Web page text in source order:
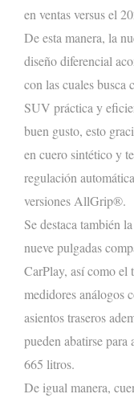
en ventas versus el
De esta manera, la
diseño diferencial
con las cuales busca
SUV práctica y
buen gusto, esto
en cuero sintéticoy
regulación automática
versiones AllGrip®.
Se destaca también
nueve pulgadas
CarPlay, así como el
medidores análogos
asientos traseros
pueden abatirse
665 litros.
De igual manera,